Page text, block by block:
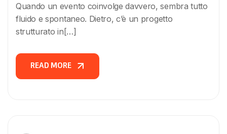
Quando un evento coinvolge davvero, sembra tutto
fluido e spontaneo. Dietro, c’è un progetto
strutturato in[…]
READ MORE